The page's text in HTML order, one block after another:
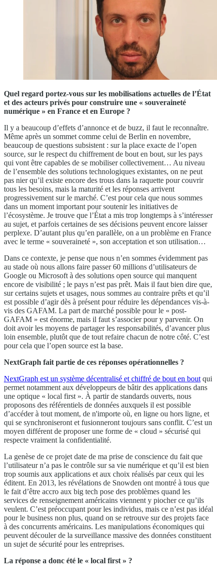
Quel regard portez-vous sur les mobilisations actuelles de l’État
et des acteurs privés pour construire une « souveraineté
numérique » en France et en Europe ?
Il y a beaucoup d’effets d’annonce et de buzz, il faut le reconnaître.
Même après un sommet comme celui de Berlin en novembre,
beaucoup de questions subsistent : sur la place exacte de l’open
source, sur le respect du chiffrement de bout en bout, sur les pays
qui vont être capables de se mobiliser collectivement… Au niveau
de l’ensemble des solutions technologiques existantes, on ne peut
pas nier qu’il existe encore des trous dans la raquette pour couvrir
tous les besoins, mais la maturité et les réponses arrivent
progressivement sur le marché. C’est pour cela que nous sommes
dans un moment important pour soutenir les initiatives de
l’écosystème. Je trouve que l’État a mis trop longtemps à s’intéresser
au sujet, et parfois certaines de ses décisions peuvent encore laisser
perplexe. D’autant plus qu’en parallèle, on a un problème en France
avec le terme « souveraineté », son acceptation et son utilisation…
Dans ce contexte, je pense que nous n’en sommes évidemment pas
au stade où nous allons faire passer 60 millions d’utilisateurs de
Google ou Microsoft à des solutions open source qui manquent
encore de visibilité ; le pays n’est pas prêt. Mais il faut bien dire que,
sur certains sujets et usages, nous sommes au contraire prêts et qu’il
est possible d’agir dès à présent pour réduire les dépendances vis-à-
vis des GAFAM. La part de marché possible pour le « post-
GAFAM » est énorme, mais il faut s’associer pour y parvenir. On
doit avoir les moyens de partager les responsabilités, d’avancer plus
loin ensemble, plutôt que de tout refaire chacun de notre côté. C’est
pour cela que l’open source est la base.
NextGraph fait partie de ces réponses opérationnelles ?
NextGraph est un système décentralisé et chiffré de bout en bout qui
permet notamment aux développeurs de bâtir des applications dans
une optique « local first ». À partir de standards ouverts, nous
proposons des référentiels de données auxquels il est possible
d’accéder à tout moment, de n'importe où, en ligne ou hors ligne, et
qui se synchroniseront et fusionneront toujours sans conflit. C’est un
moyen différent de proposer une forme de « cloud » sécurisé qui
respecte vraiment la confidentialité.
La genèse de ce projet date de ma prise de conscience du fait que
l’utilisateur n’a pas le contrôle sur sa vie numérique et qu’il est bien
trop soumis aux applications et aux choix réalisés par ceux qui les
éditent. En 2013, les révélations de Snowden ont montré à tous que
le fait d’être accro aux big tech pose des problèmes quand les
services de renseignement américains viennent y piocher ce qu’ils
veulent. C’est préoccupant pour les individus, mais ce n’est pas idéal
pour le business non plus, quand on se retrouve sur des projets face
à des concurrents américains. Les manipulations économiques qui
peuvent découler de la surveillance massive des données constituent
un sujet de sécurité pour les entreprises.
La réponse a donc été le « local first » ?